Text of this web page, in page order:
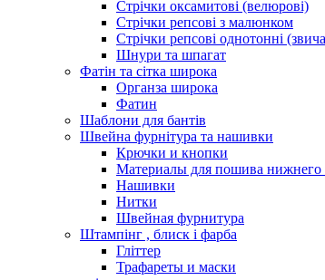
Стрічки оксамитові (велюрові)
Стрічки репсові з малюнком
Стрічки репсові однотонні
Шнури та шпагат
Фатін та сітка широка
Органза широка
Фатин
Шаблони для бантів
Швейна фурнітура та нашивки
Крючки и кнопки
Материалы для пошива нижнего
Нашивки
Нитки
Швейная фурнитура
Штампінг , блиск і фарба
Гліттер
Трафареты и маски